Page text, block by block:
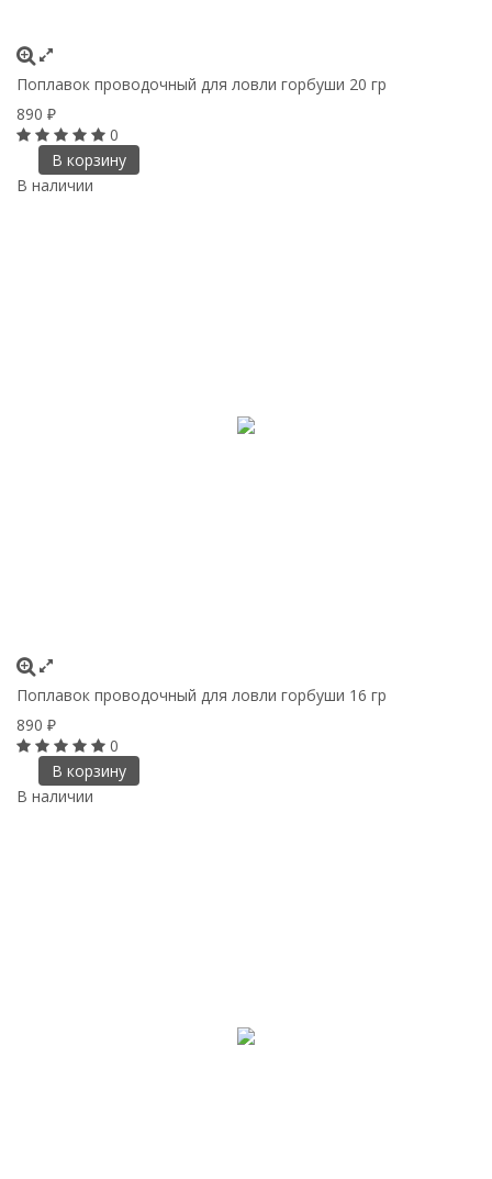
Поплавок проводочный для ловли горбуши 20 гр
890 ₽
0
В корзину
В наличии
Поплавок проводочный для ловли горбуши 16 гр
890 ₽
0
В корзину
В наличии